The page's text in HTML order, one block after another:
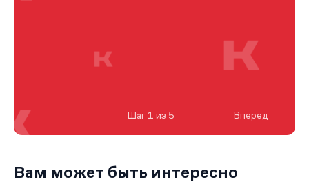
Шаг 1 из 5 Вперед
Вам может быть интересно